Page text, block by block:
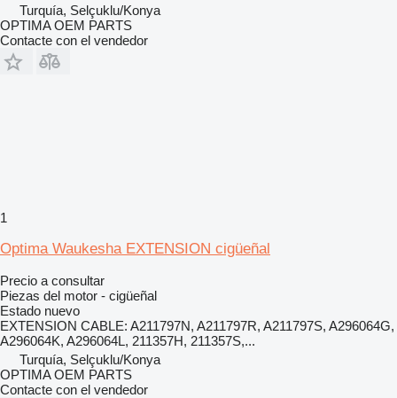
Turquía, Selçuklu/Konya
OPTIMA OEM PARTS
Contacte con el vendedor
1
Optima Waukesha EXTENSION cigüeñal
Precio a consultar
Piezas del motor - cigüeñal
Estado nuevo
EXTENSION CABLE: A211797N, A211797R, A211797S, A296064G,
A296064K, A296064L, 211357H, 211357S,...
Turquía, Selçuklu/Konya
OPTIMA OEM PARTS
Contacte con el vendedor